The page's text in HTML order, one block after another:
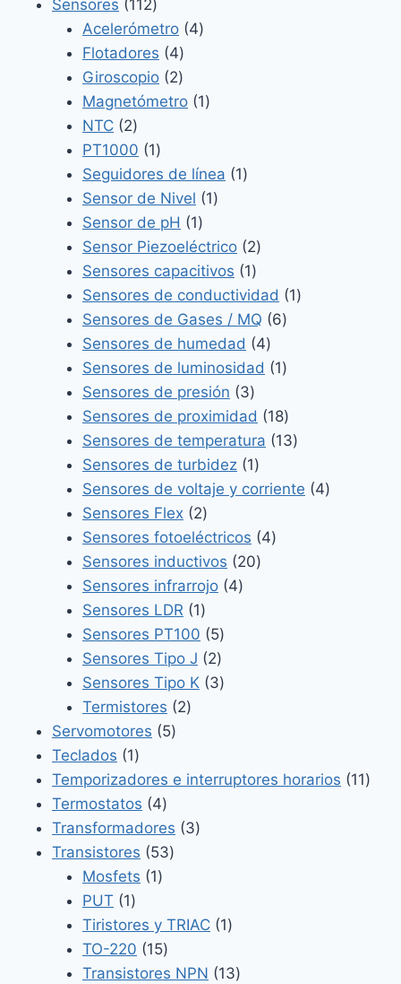
productos
Sensores 112112
productos
Acelerómetro 44
Flotadores 44
productos
Giroscopio 22
productos
Magnetómetro 11
NTC 22
productos
PT1000 11
producto
Seguidores de línea 11
Sensor de Nivel 11
Sensor de pH 11
producto
Sensor Piezoeléctrico 22
productos
Sensores capacitivos 11
producto
Sensores de conductividad 11
Sensores de Gases / MQ 66
Sensores de humedad 44
productos
Sensores de luminosidad 11
Sensores de presión 33
productos
Sensores de proximidad 1818
productos
Sensores de temperatura 1313
Sensores de turbidez 11
producto
Sensores de voltaje y corriente 44
Sensores Flex 22
productos
Sensores fotoeléctricos 44
Sensores inductivos 2020
Sensores infrarrojo 44
Sensores LDR 11
producto
Sensores PT100 55
productos
Sensores Tipo J 22
productos
Sensores Tipo K 33
Termistores 22
Servomotores 55
Teclados 11
producto
Temporizadores e interruptores horarios 1111
Termostatos 44
productos
Transformadores 33
Transistores 5353
Mosfets 11
PUT 11
producto
Tiristores y TRIAC 11
TO-220 1515
productos
Transistores NPN 1313